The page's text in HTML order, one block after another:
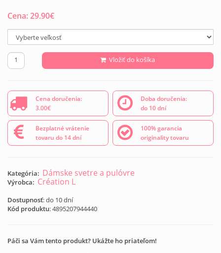
Cena:29.90€
Vložiť do košíka
Cena doručenia:
3.00€
Doba doručenia:
do 10 dní
Bezplatné vrátenie
tovaru do 14 dní
100% garancia
originality tovaru
Kategória: Dámske svetre a pulóvre
Výrobca: Création L
Dostupnosť: do 10 dní
Kód produktu:4895207944440
Páči sa Vám tento produkt? Ukážte ho priateľom!